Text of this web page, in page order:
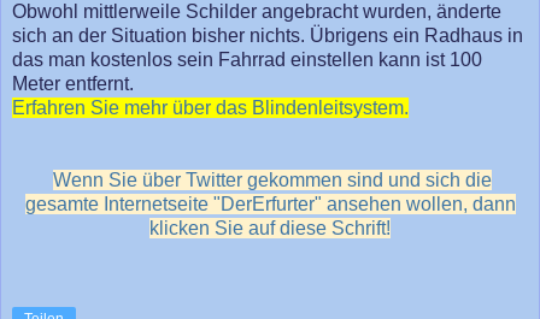
Obwohl mittlerweile Schilder angebracht wurden, änderte
sich an der Situation bisher nichts. Übrigens ein Radhaus in
das man kostenlos sein Fahrrad einstellen kann ist 100
Meter entfernt.
Erfahren Sie mehr über das Blindenleitsystem.
Wenn Sie über Twitter gekommen sind und sich die
gesamte Internetseite "DerErfurter" ansehen wollen, dann
klicken Sie auf diese Schrift!